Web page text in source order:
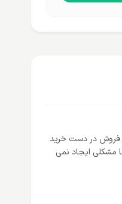
فروش در دست خرید
مشکلی ایجاد نمی